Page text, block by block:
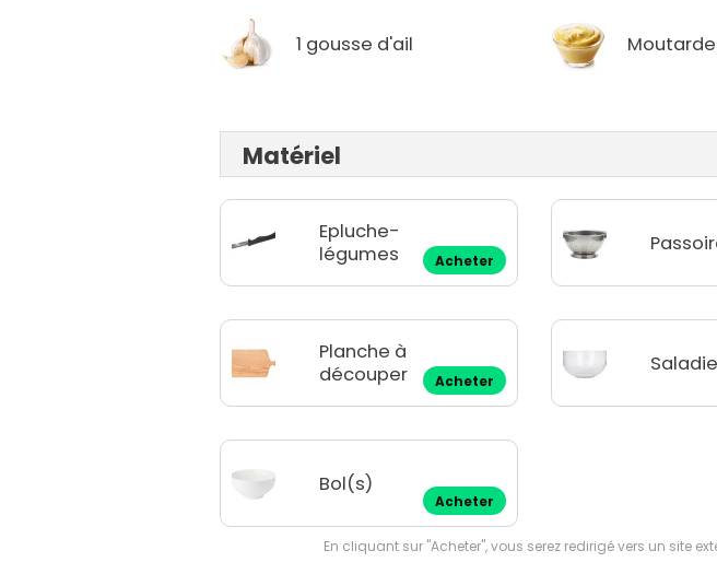
1 gousse d'ail Moutarde
Matériel
Epluche-
légumes
Acheter
Planche à
découper
Acheter
Bol(s)
Acheter
En cliquant sur "Acheter", vous serez redirigé vers un site